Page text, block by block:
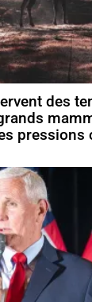
des
pressions